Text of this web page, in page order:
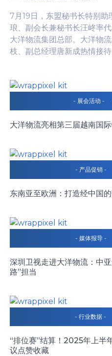
7月19日，东盟秘书长特别助
琅、副会长兼秘书长汪峂率
大洋物流集团总部。大洋物
枝、副总经理唐新成热情接待
- 展会活动 -
大洋物流亮相第三届越南国
- 产品促销 -
东南亚至欧洲：打造经中国
- 媒体报导 -
深圳卫视走进大洋物流：中
路”担当
- 行业数据 -
“排位赛”结算！2025年上半
议点赞收藏